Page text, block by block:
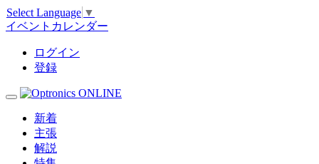
Select Language ▼
イベントカレンダー
ログイン
登録
新着
主張
解説